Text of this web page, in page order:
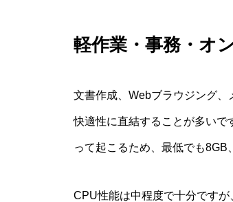
軽作業・事務・オ
文書作成、Webブラウジング
快適性に直結することが多いで
って起こるため、最低でも8GB
CPU性能は中程度で十分です